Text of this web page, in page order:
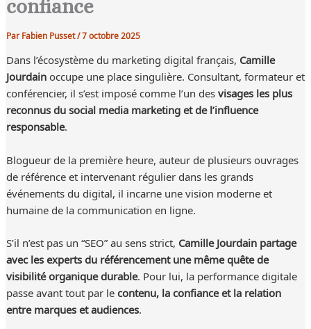
confiance
ParFabien Pusset/7 octobre 2025
Dans l’écosystème du marketing digital français, Camille
Jourdainoccupe une place singulière. Consultant, formateur et
conférencier, il s’est imposé comme l’un desvisages les plus
reconnus du social media marketing et de l’influence
responsable.
Blogueur de la première heure, auteur de plusieurs ouvrages
de référence et intervenant régulier dans les grands
événements du digital, il incarne une vision moderne et
humaine de la communication en ligne.
S’il n’est pas un “SEO” au sens strict, Camille Jourdain partage
avec les experts du référencement une même quête de
visibilité organique durable. Pour lui, la performance digitale
passe avant tout par lecontenu, la confiance et la relation
entre marques et audiences.